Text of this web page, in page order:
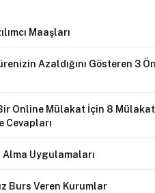
Maaşları
Azaldığını Gösteren 3
Bir Online Mülakat İçin 8 Mülakat
Cevapları
Alma Uygulamaları
Burs Veren Kurumlar